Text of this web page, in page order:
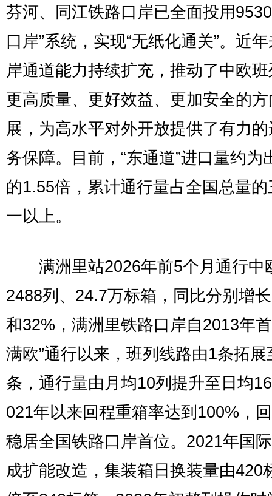
芬河、同江铁路口岸已全面投用
口岸”系统，实现“无纸化通关”。近
岸通道能力持续扩充，推动了中欧
更高质量、更好效益、更加安全的
展，为高水平对外开放提供了有力
务保障。目前，“东通道”进口量约为
的1.55倍，累计通行量占全国总量
一以上。
满洲里站2026年前5个月通行中
2488列、24.7万标箱，同比分别增
和32%，满洲里铁路口岸自2013年
满欧”通行以来，班列线路由1条拓展
条，通行量由月均10列提升至日均
021年以来回程重箱率达到100%，
稳居全国铁路口岸首位。2021年国
成扩能改造，集装箱日换装量由420